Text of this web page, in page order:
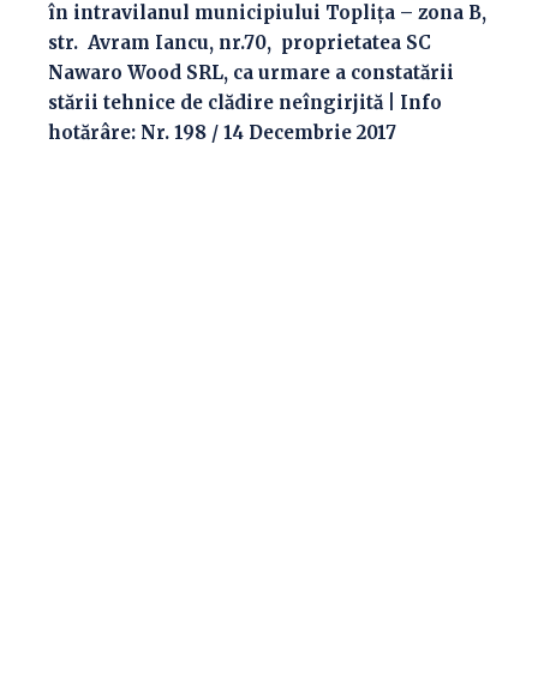
în intravilanul municipiului Topliţa – zona B,
str. Avram Iancu, nr.70, proprietatea SC
Nawaro Wood SRL, ca urmare a constatării
stării tehnice de clădire neîngirjită | Info
hotărâre: Nr. 198 / 14 Decembrie 2017